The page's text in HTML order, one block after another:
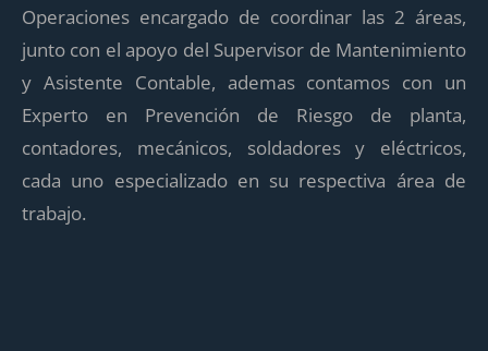
Operaciones encargado de coordinar las 2 áreas,
junto con el apoyo del Supervisor de Mantenimiento
y Asistente Contable, ademas contamos con un
Experto en Prevención de Riesgo de planta,
contadores, mecánicos, soldadores y eléctricos,
cada uno especializado en su respectiva área de
trabajo.